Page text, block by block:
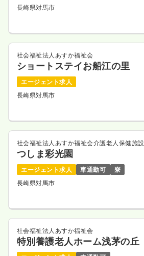
長崎県対馬市
社会福祉法人あすか福祉会
ショートステイお船江の里
エージェント求人
長崎県対馬市
社会福祉法人あすか福祉会介護老人保健施設
つしま彩光園
エージェント求人 車通勤可
寮
長崎県対馬市
社会福祉法人あすか福祉会
特別養護老人ホーム浅茅の丘